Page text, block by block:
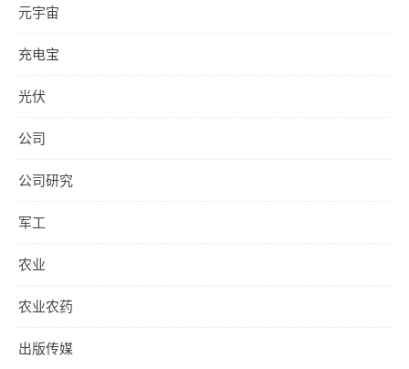
元宇宙
充电宝
光伏
公司
公司研究
军工
农业
农业农药
出版传媒